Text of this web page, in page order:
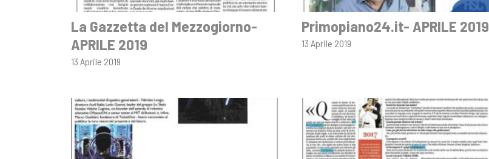
La Gazzetta del Mezzogiorno-
APRILE 2019
13 Aprile 2019
Primopiano24.it- APRILE 2019
13 Aprile 2019